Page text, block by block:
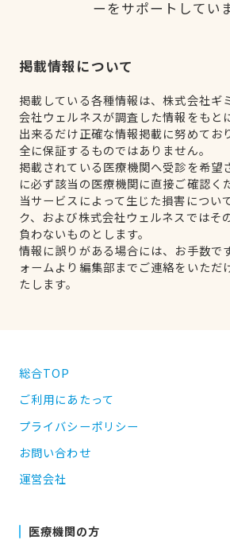
ーをサポートしてい
掲載情報について
掲載している各種情報は、株式会社ギ
会社ウェルネスが調査した情報をもと
出来るだけ正確な情報掲載に努めてお
全に保証するものではありません。
掲載されている医療機関へ受診を希望
に必ず該当の医療機関に直接ご確認く
当サービスによって生じた損害につい
ク、および株式会社ウェルネスではそ
負わないものとします。
情報に誤りがある場合には、お手数で
ォームより編集部までご連絡をいただ
たします。
総合TOP
ご利用にあたって
プライバシーポリシー
お問い合わせ
運営会社
医療機関の方